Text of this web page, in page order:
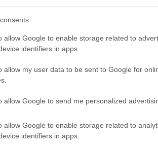
allow Google to enable storage related to
identifiers in apps.
allow my user data to be sent to Google for
allow Google to send me personalized
allow Google to enable storage related to
identifiers in apps.
de negocios.
tarjetas de crédito
el ámbito de las tarjetas de
atención se centra más que
monetarias, sino
operativas. En este
para Negocios,Capital One Venture X